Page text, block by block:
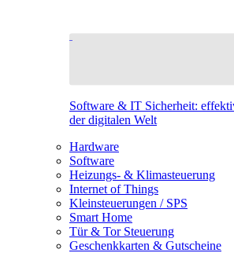
Software & IT Sicherheit:
der digitalen Welt
Hardware
Software
Heizungs- & Klimasteuerung
Internet of Things
Kleinsteuerungen / SPS
Smart Home
Tür & Tor Steuerung
Geschenkkarten & Gutscheine